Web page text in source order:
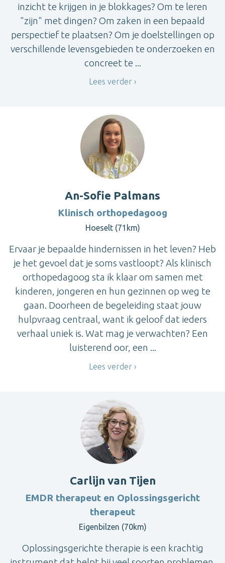
inzicht te krijgen in je blokkages? Om te leren
"zijn" met dingen? Om zaken in een bepaald
perspectief te plaatsen? Om je doelstellingen op
verschillende levensgebieden te onderzoeken en
concreet te ...
Lees verder
An-Sofie Palmans
Klinisch orthopedagoog
Hoeselt (71km)
Ervaar je bepaalde hindernissen in het leven? Heb
je het gevoel dat je soms vastloopt? Als klinisch
orthopedagoog sta ik klaar om samen met
kinderen, jongeren en hun gezinnen op weg te
gaan. Doorheen de begeleiding staat jouw
hulpvraag centraal, want ik geloof dat ieders
verhaal uniek is. Wat mag je verwachten? Een
luisterend oor, een ...
Lees verder
Carlijn van Tijen
EMDR therapeut en Oplossingsgericht
therapeut
Eigenbilzen (70km)
Oplossingsgerichte therapie is een krachtig